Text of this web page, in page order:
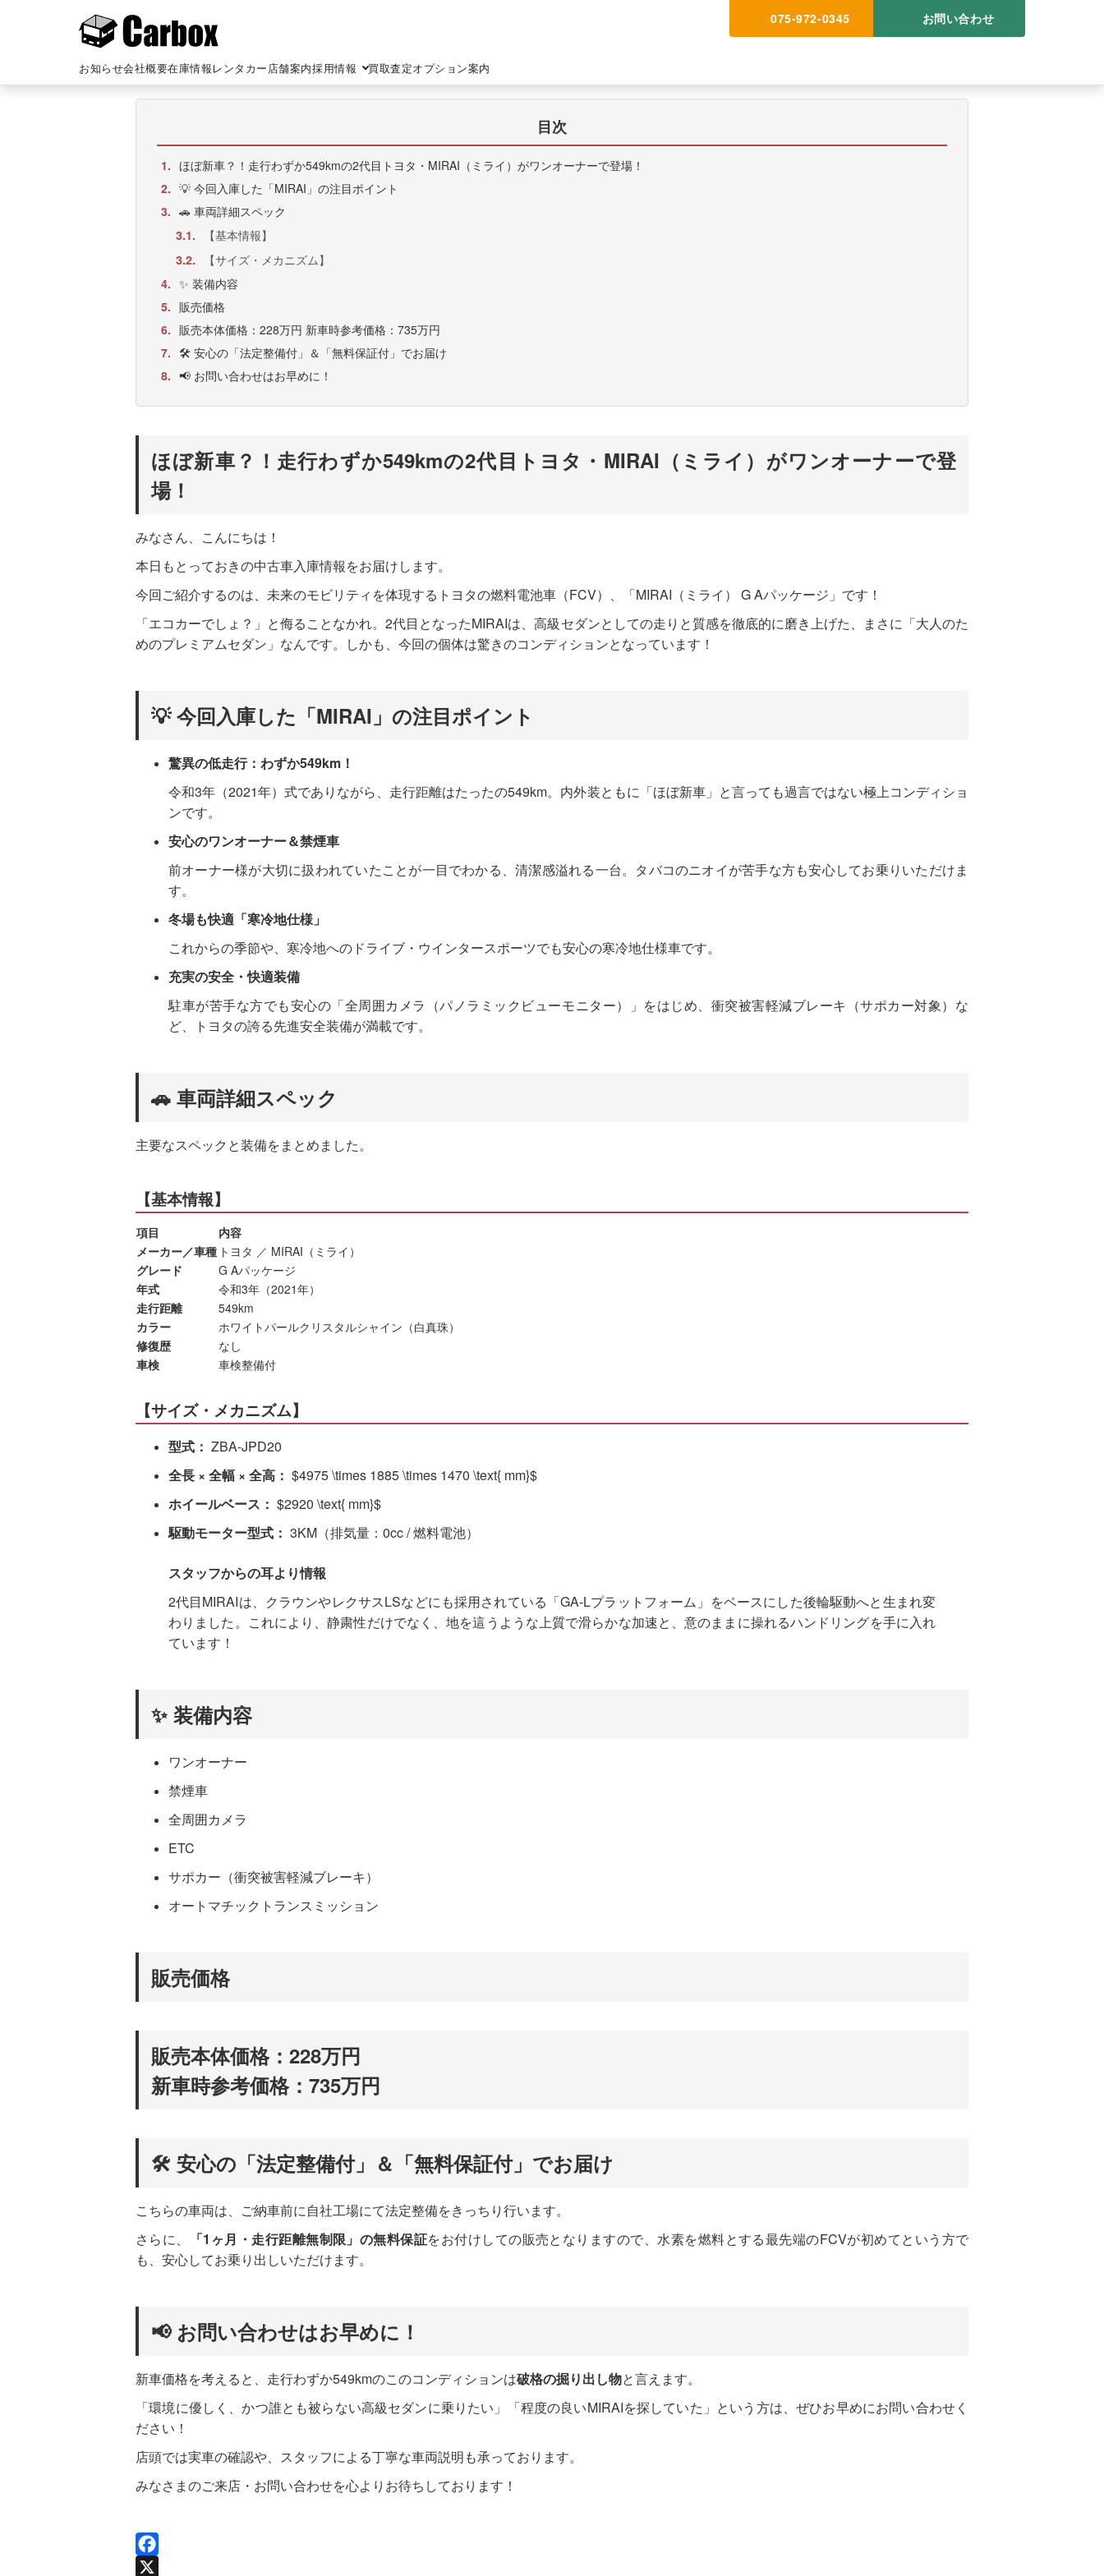
お知らせ会社概要在庫情報レンタカー 店舗案内採用情報 買取査定オプション案内
075-972-0345 お問い合わせ
2026-05-29
トップ > お知らせ
目次
1. ほぼ新車？！走行わずか549kmの2代目トヨタ・MIRAI（ミライ）がワンオーナーで登場！
2. 💡 今回入庫した「MIRAI」の注目ポイント
3. 🚗 車両詳細スペック
3.1.
【基本情報】
3.2. 【サイズ・メカニズム】
4. ✨ 装備内容
5. 販売価格
6. 販売本体価格：228万円 新車時参考価格：735万円
7. 🛠️ 安心の「法定整備付」＆「無料保証付」でお届け
8. 📢 お問い合わせはお早めに！
ほぼ新車？！走行わずか549kmの2代目トヨタ・MIRAI（ミライ）がワンオーナーで登
場！
みなさん、こんにちは！
本日もとっておきの中古車入庫情報をお届けします。
今回ご紹介するのは、未来のモビリティを体現するトヨタの燃料電池車（FCV）、「MIRAI（ミライ） G Aパッケージ」です！
「エコカーでしょ？」と侮ることなかれ。2代目となったMIRAIは、高級セダンとしての走りと質感を徹底的に磨き上げた、まさに「大人のた
めのプレミアムセダン」なんです。しかも、今回の個体は驚きのコンディションとなっています！
💡 今回入庫した「MIRAI」の注目ポイント
驚異の低走行：わずか549km！
令和3年（2021年）式でありながら、走行距離はたったの549km。内外装ともに「ほぼ新車」と言っても過言ではない極上コンディショ
ンです。
安心のワンオーナー＆禁煙車
前オーナー様が大切に扱われていたことが一目でわかる、清潔感溢れる一台。タバコのニオイが苦手な方も安心してお乗りいただけま
す。
冬場も快適「寒冷地仕様」
これからの季節や、寒冷地へのドライブ・ウインタースポーツでも安心の寒冷地仕様車です。
充実の安全・快適装備
駐車が苦手な方でも安心の「全周囲カメラ（パノラミックビューモニター）」をはじめ、衝突被害軽減ブレーキ（サポカー対象）な
ど、トヨタの誇る先進安全装備が満載です。
🚗 車両詳細スペック
主要なスペックと装備をまとめました。
【基本情報】
項目
内容
メーカー／車種 トヨタ ／ MIRAI（ミライ）
グレード
G Aパッケージ
年式
令和3年（2021年）
走行距離
549km
カラー
ホワイトパールクリスタルシャイン（白真珠）
修復歴
なし
車検
車検整備付
【サイズ・メカニズム】
型式： ZBA-JPD20
全長 × 全幅 × 全高： $4975 \times 1885 \times 1470 \text{ mm}$
ホイールベース： $2920 \text{ mm}$
駆動モーター型式： 3KM（排気量：0cc / 燃料電池）
スタッフからの耳より情報
2代目MIRAIは、クラウンやレクサスLSなどにも採用されている「GA-Lプラットフォーム」をベースにした後輪駆動へと生まれ変
わりました。これにより、静粛性だけでなく、地を這うような上質で滑らかな加速と、意のままに操れるハンドリングを手に入れ
ています！
✨ 装備内容
ワンオーナー
禁煙車
全周囲カメラ
ETC
サポカー（衝突被害軽減ブレーキ）
オートマチックトランスミッション
販売価格
販売本体価格：228万円
新車時参考価格：735万円
🛠️ 安心の「法定整備付」＆「無料保証付」でお届け
こちらの車両は、ご納車前に自社工場にて法定整備をきっちり行います。
さらに、
「1ヶ月・走行距離無制限」の無料保証をお付けしての販売となりますので、水素を燃料とする最先端のFCVが初めてという方で
も、安心してお乗り出しいただけます。
📢 お問い合わせはお早めに！
新車価格を考えると、走行わずか549kmのこのコンディションは破格の掘り出し物と言えます。
「環境に優しく、かつ誰とも被らない高級セダンに乗りたい」「程度の良いMIRAIを探していた」という方は、ぜひお早めにお問い合わせく
ださい！
店頭では実車の確認や、スタッフによる丁寧な車両説明も承っております。
みなさまのご来店・お問い合わせを心よりお待ちしております！
F